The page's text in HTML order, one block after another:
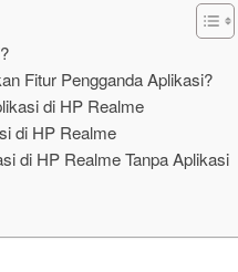
Fitur Pengganda Aplikasi?
di HP Realme
di HP Realme
di HP Realme Tanpa Aplikasi